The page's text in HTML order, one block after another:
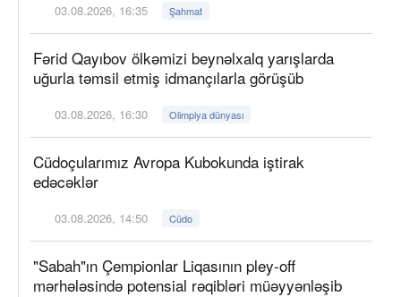
03.08.2026, 16:35 Şahmat
Fərid Qayıbov ölkəmizi beynəlxalq yarışlarda
uğurla təmsil etmiş idmançılarla görüşüb
03.08.2026, 16:30 Olimpiya dünyası
Cüdoçularımız Avropa Kubokunda iştirak
edəcəklər
03.08.2026, 14:50 Cüdo
"Sabah"ın Çempionlar Liqasının pley-off
mərhələsində potensial rəqibləri müəyyənləşib